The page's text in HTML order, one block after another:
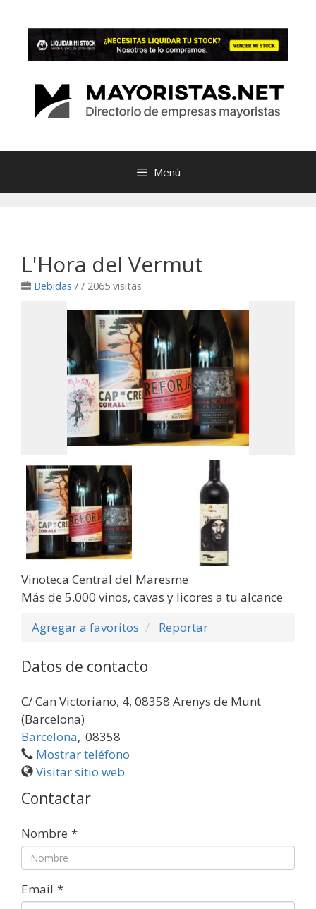
contenido
Menú
L'Hora del Vermut
Bebidas / / 2065 visitas
Vinoteca Central del Maresme
Más de 5.000 vinos, cavas y licores a tu alcance
Agregar a favoritos
Reportar
Datos de contacto
C/ Can Victoriano, 4, 08358 Arenys de Munt
(Barcelona)
Barcelona, 08358
Mostrar teléfono
Visitar sitio web
Contactar
Nombre *
Email *